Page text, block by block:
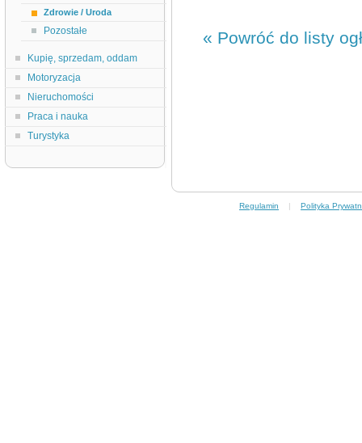
Zdrowie / Uroda
Pozostałe
Kupię, sprzedam, oddam
Motoryzacja
Nieruchomości
Praca i nauka
Turystyka
« Powróć do listy
Regulamin | Polityka